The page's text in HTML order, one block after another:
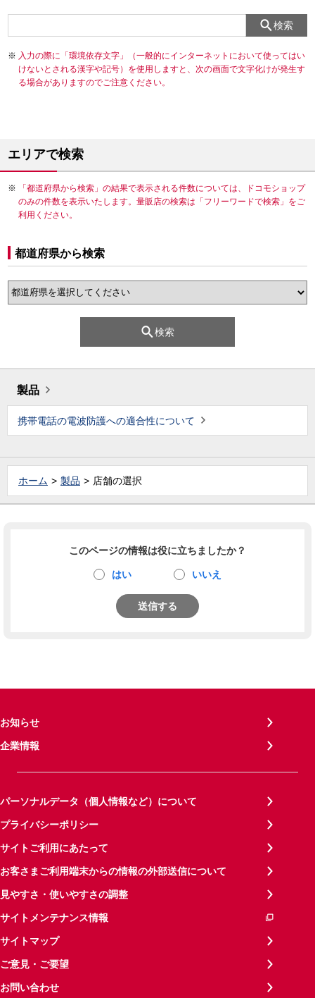
検索
入力の際に「環境依存文字」（一般的にインターネットにおいて使ってはい
けないとされる漢字や記号）を使用しますと、次の画面で文字化けが発生す
る場合がありますのでご注意ください。
エリアで検索
「都道府県から検索」の結果で表示される件数については、ドコモショップ
のみの件数を表示いたします。量販店の検索は「フリーワードで検索」をご
利用ください。
都道府県から検索
検索
製品
携帯電話の電波防護への適合性について
ホーム 製品 店舗の選択
このページの情報は役に立ちましたか？
はい いいえ
送信する
お知らせ
企業情報
パーソナルデータ（個人情報など）について
プライバシーポリシー
サイトご利用にあたって
お客さまご利用端末からの情報の外部送信について
見やすさ・使いやすさの調整
サイトメンテナンス情報
サイトマップ
ご意見・ご要望
お問い合わせ